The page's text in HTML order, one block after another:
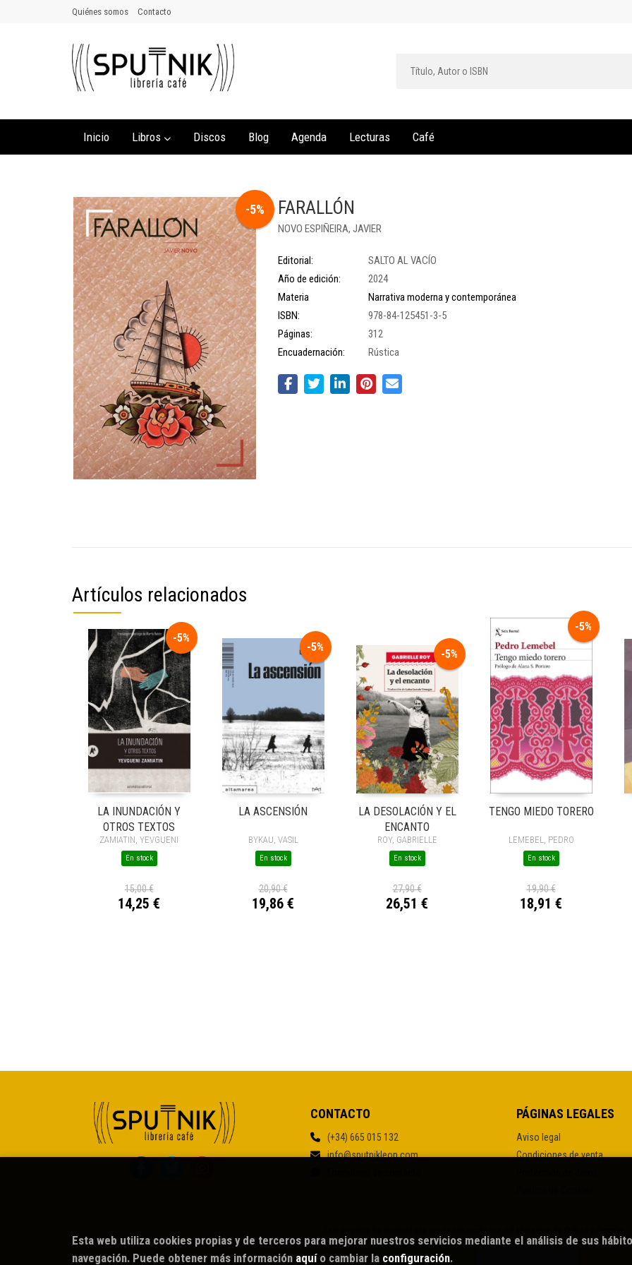
Quiénes somos Contacto
Inicio Libros Discos Blog Agenda Lecturas Café
-5% FARALLÓN
NOVO ESPIÑEIRA, JAVIER
Editorial:
SALTO AL VACÍO
Año de edición:
2024
Materia
Narrativa moderna y contemporánea
ISBN:
978-84-125451-3-5
Páginas:
312
Encuadernación:
Rústica
Artículos relacionados
-5%
LA INUNDACIÓN Y
OTROS TEXTOS
ZAMIATIN, YEVGUENI
En stock
15,00 €
14,25 €
-5%
LA ASCENSIÓN
BYKAU, VASIL
En stock
20,90 €
19,86 €
-5%
LA DESOLACIÓN Y EL
ENCANTO
ROY, GABRIELLE
En stock
27,90 €
26,51 €
-5%
TENGO MIEDO TORERO
LEMEBEL, PEDRO
En stock
19,90 €
18,91 €
CONTACTO
(+34) 665 015 132
info@sputnikleon.com
PÁGINAS LEGALES
Aviso legal
Condiciones de venta
Esta web utiliza cookies propias y de terceros para mejorar nuestros servicios mediante el análisis de sus
navegación. Puede obtener más información aquío cambiar la configuración.